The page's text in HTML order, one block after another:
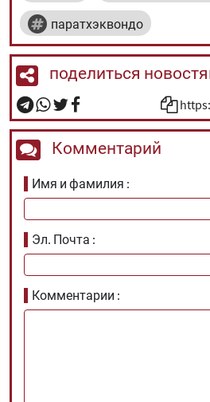
паратхэквондо
поделиться
Комментарий
Имя и фамилия
Эл. Почта
Комментарии